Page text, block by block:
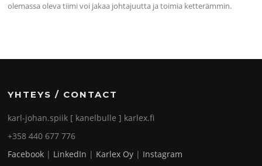
olemassa oleva tiimi voi jakaa johtajuutta ja toimia ketterämmin.
YHTEYS / CONTACT
karl-johan.spiik [ kanelbulle ] karlex.fi
+358 440 677 776
Facebook | LinkedIn | Karlex Oy | Instagram